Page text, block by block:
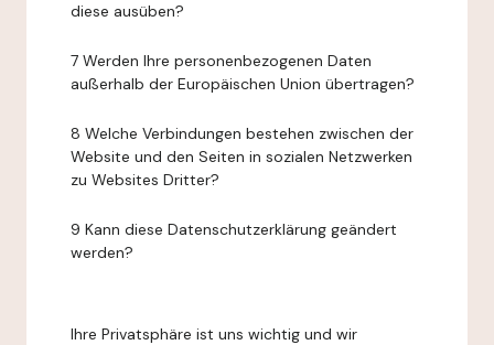
diese ausüben?
7 Werden Ihre personenbezogenen Daten
außerhalb der Europäischen Union übertragen?
8 Welche Verbindungen bestehen zwischen der
Website und den Seiten in sozialen Netzwerken
zu Websites Dritter?
9 Kann diese Datenschutzerklärung geändert
werden?
Ihre Privatsphäre ist uns wichtig und wir